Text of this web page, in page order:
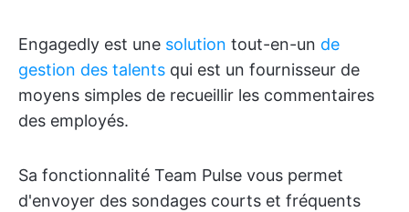
Engagedly est une solution tout-en-un de
gestion des talents qui est un fournisseur de
moyens simples de recueillir les commentaires
des employés.
Sa fonctionnalité Team Pulse vous permet
d'envoyer des sondages courts et fréquents